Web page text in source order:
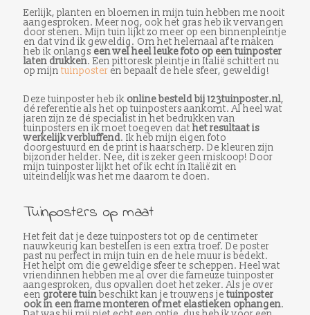
Eerlijk, planten en bloemen in mijn tuin hebben me nooit
aangesproken. Meer nog, ook het gras heb ik vervangen
door stenen. Mijn tuin lijkt zo meer op een binnenpleintje
en dat vind ik geweldig. Om het helemaal af te maken
heb ik onlangs een wel heel leuke foto op een tuinposter
laten drukken. Een pittoresk pleintje in Italië schittert nu
op mijn tuinposteren bepaalt de hele sfeer, geweldig!
Deze tuinposter heb ik online besteld bij 123tuinposter.nl,
dé referentie als het op tuinposters aankomt. Al heel wat
jaren zijn ze dé specialist in het bedrukken van
tuinposters en ik moet toegeven dat het resultaat is
werkelijk verbluffend. Ik heb mijn eigen foto
doorgestuurd en de print is haarscherp. De kleuren zijn
bijzonder helder. Nee, dit is zeker geen miskoop! Door
mijn tuinposter lijkt het of ik echt in Italië zit en
uiteindelijk was het me daarom te doen.
Tuinposters op maat
Het feit dat je deze tuinposters tot op de centimeter
nauwkeurig kan bestellen is een extra troef. De poster
past nu perfect in mijn tuin en de hele muur is bedekt.
Het helpt om die geweldige sfeer te scheppen. Heel wat
vriendinnen hebben me al over die fameuze tuinposter
aangesproken, dus opvallen doet het zeker. Als je over
een grotere tuinbeschikt kan je trouwens je tuinposter
ook in een frame monteren of met elastieken ophangen.